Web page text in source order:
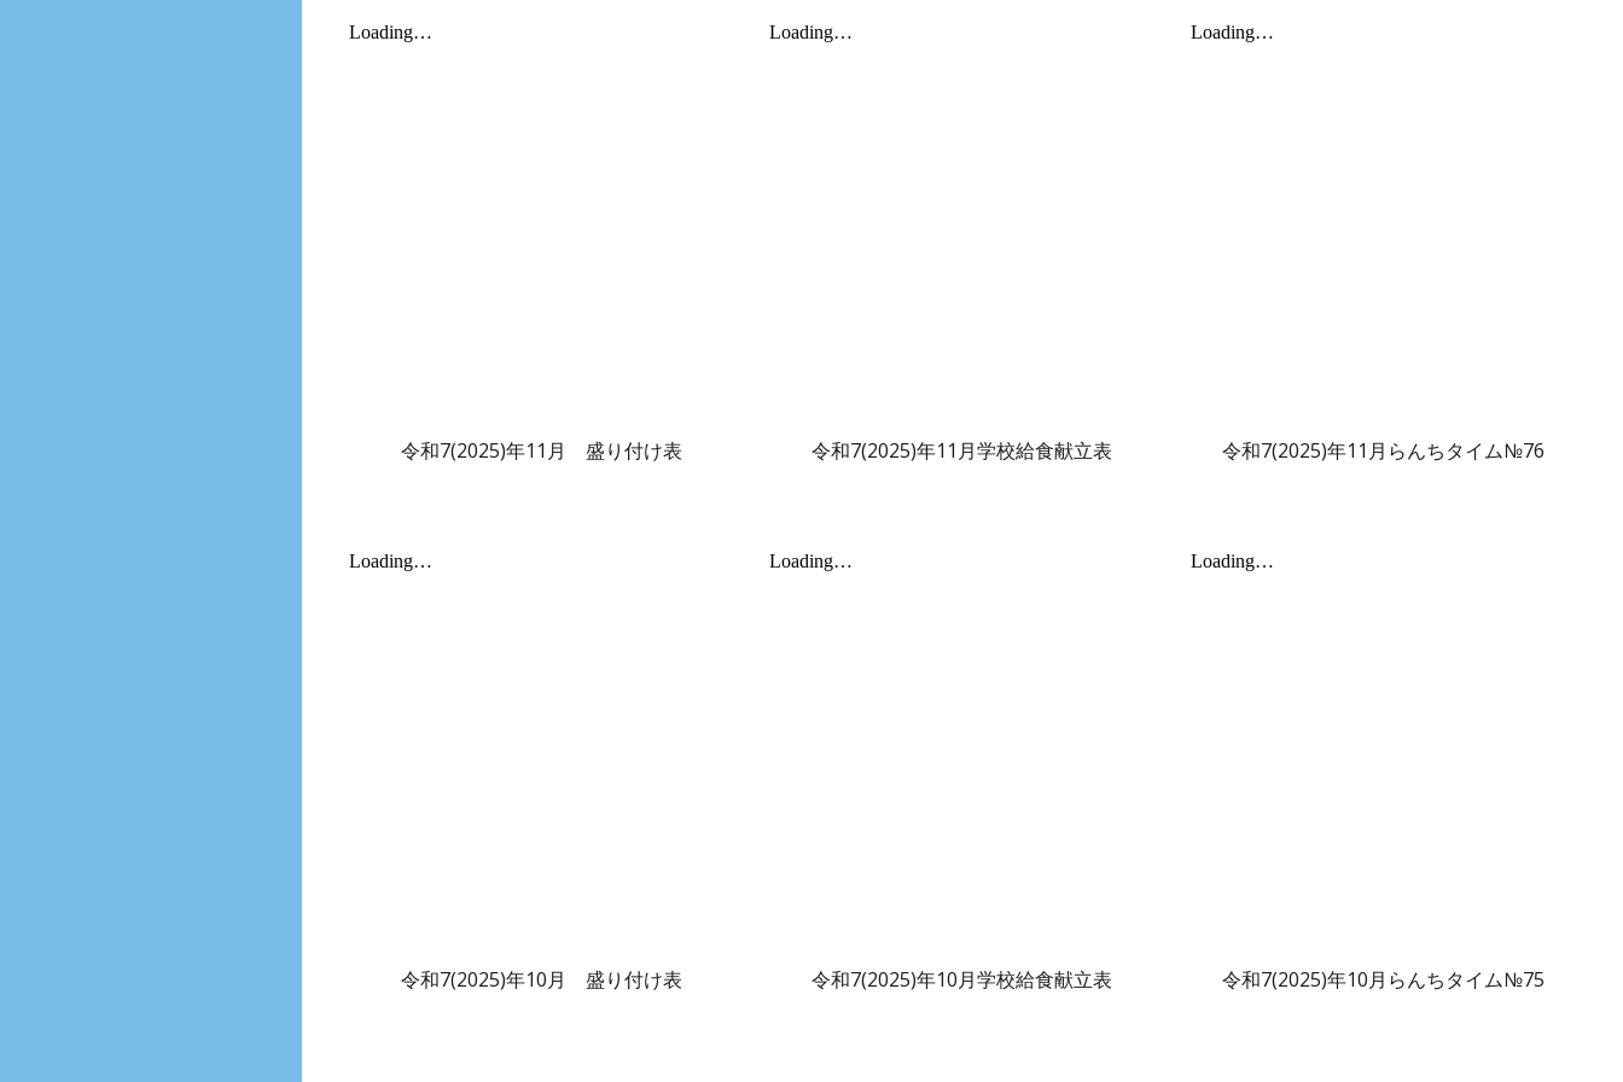
令和7(2025)年11 月 盛り付け表 令和7(2025)年11 月学校給食献立表 令和7(2025)年11月らんちタイム№76
令和7(2025)年10月 盛り付け表 令和7(2025)年10月学校給食献立表 令和7(2025)年10月らんちタイム№75